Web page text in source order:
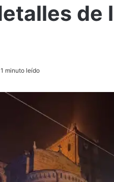
de
1 minuto leído